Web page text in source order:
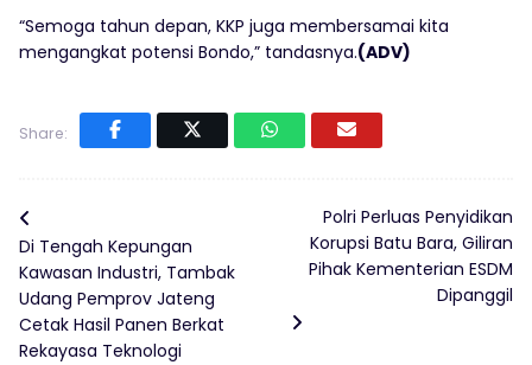
“Semoga tahun depan, KKP juga membersamai kita
mengangkat potensi Bondo,” tandasnya.(ADV)
Share:
Di Tengah Kepungan
Kawasan Industri, Tambak
Udang Pemprov Jateng
Cetak Hasil Panen Berkat
Rekayasa Teknologi
Polri Perluas Penyidikan
Korupsi Batu Bara, Giliran
Pihak Kementerian ESDM
Dipanggil